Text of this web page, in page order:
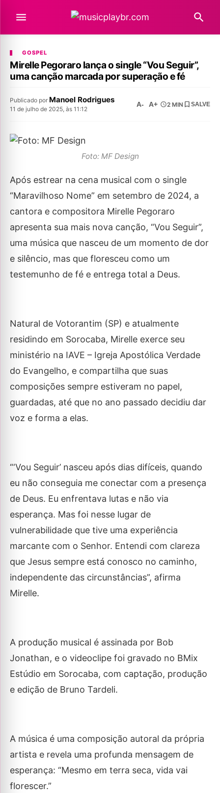
GOSPEL
Mirelle Pegoraro lança o single “Vou Seguir”,
uma canção marcada por superação e fé
Publicado por Manoel Rodrigues
11 de julho de 2025, às 11:12
A- A+ 2 MIN SALVE
Foto: MF Design
Após estrear na cena musical com o single
“Maravilhoso Nome” em setembro de 2024, a
cantora e compositora Mirelle Pegoraro
apresenta sua mais nova canção, “Vou Seguir”,
uma música que nasceu de um momento de dor
e silêncio, mas que floresceu como um
testemunho de fé e entrega total a Deus.
Natural de Votorantim (SP) e atualmente
residindo em Sorocaba, Mirelle exerce seu
ministério na IAVE – Igreja Apostólica Verdade
do Evangelho, e compartilha que suas
composições sempre estiveram no papel,
guardadas, até que no ano passado decidiu dar
voz e forma a elas.
“‘Vou Seguir’ nasceu após dias difíceis, quando
eu não conseguia me conectar com a presença
de Deus. Eu enfrentava lutas e não via
esperança. Mas foi nesse lugar de
vulnerabilidade que tive uma experiência
marcante com o Senhor. Entendi com clareza
que Jesus sempre está conosco no caminho,
independente das circunstâncias”, afirma
Mirelle.
A produção musical é assinada por Bob
Jonathan, e o videoclipe foi gravado no BMix
Estúdio em Sorocaba, com captação, produção
e edição de Bruno Tardeli.
A música é uma composição autoral da própria
artista e revela uma profunda mensagem de
esperança: “Mesmo em terra seca, vida vai
florescer.”